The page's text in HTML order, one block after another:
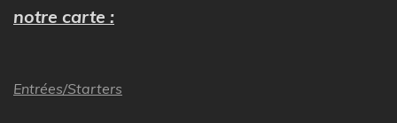
notre carte :
Entrées/Starters